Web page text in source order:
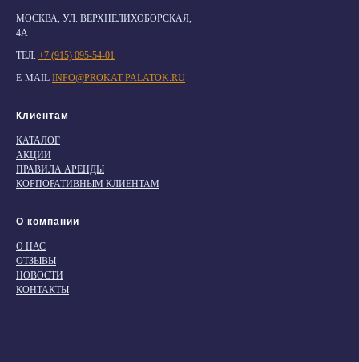
МОСКВА, УЛ. ВЕРХНЕЛИХОБОРСКАЯ,
4А
ТЕЛ. +7 (915) 095-54-01
E-MAIL INFO@PROKAT-PALATOK.RU
Клиентам
КАТАЛОГ
АКЦИИ
ПРАВИЛА АРЕНДЫ
КОРПОРАТИВНЫМ КЛИЕНТАМ
О компании
О НАС
ОТЗЫВЫ
НОВОСТИ
КОНТАКТЫ